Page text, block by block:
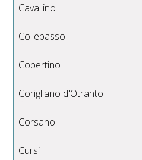
Cavallino
Collepasso
Copertino
Corigliano d'Otranto
Corsano
Cursi